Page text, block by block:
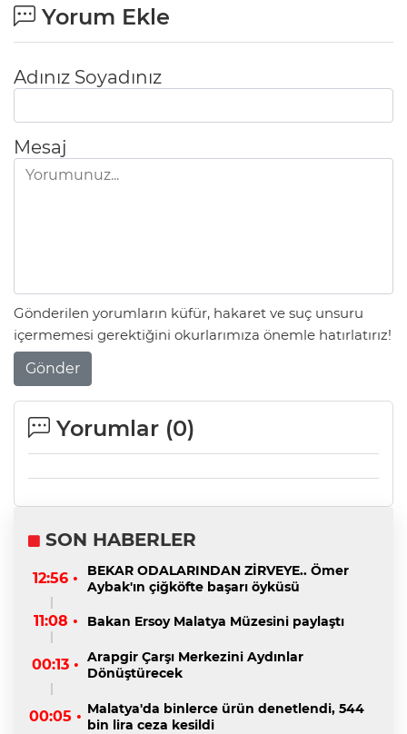
Yorum Ekle
Adınız Soyadınız
Mesaj
Gönderilen yorumların küfür, hakaret ve suç unsuru
içermemesi gerektiğini okurlarımıza önemle hatırlatırız!
Gönder
Yorumlar (0)
SON HABERLER
12:56 •
BEKAR ODALARINDAN ZİRVEYE.. Ömer
Aybak'ın çiğköfte başarı öyküsü
11:08 • Bakan Ersoy Malatya Müzesini paylaştı
00:13 • Arapgir Çarşı Merkezini Aydınlar
Dönüştürecek
00:05 • Malatya'da binlerce ürün denetlendi, 544
bin lira ceza kesildi